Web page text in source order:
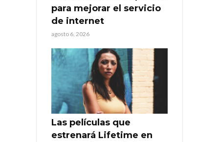
para mejorar el servicio
de internet
agosto 6, 2026
Las películas que
estrenará Lifetime en